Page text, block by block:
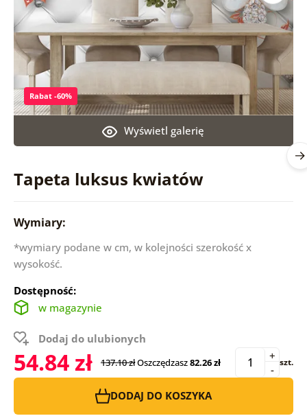
Tapeta luksus kwiatów
Wyświetl galerię
Rabat -60%
Wymiary:
*wymiary podane w cm, w kolejności szerokość x
wysokość.
Dostępność:
w magazynie
Dodaj do ulubionych
54.84 zł 137.10 złOszczędzasz82.26 zł -
+ szt.
DODAJ DO KOSZYKA